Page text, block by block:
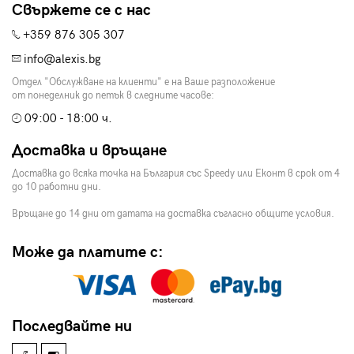
Свържете се с нас
+359 876 305 307
info@alexis.bg
Отдел "Обслужване на клиенти" е на Ваше разположение
от понеделник до петък в следните часове:
09:00 - 18:00 ч.
Доставка и връщане
Доставка до всяка точка на България със Speedy или Еконт в срок от 4
до 10 работни дни.
Връщане до 14 дни от датата на доставка съгласно общите условия.
Може да платите с:
Последвайте ни